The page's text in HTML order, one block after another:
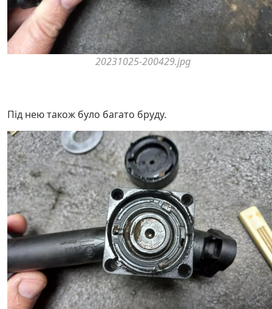
20231025-200429.jpg
Під нею також було багато бруду.